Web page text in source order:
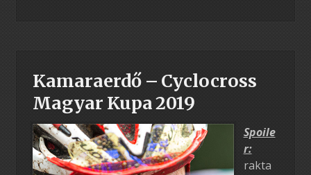
Kamaraerdő – Cyclocross
Magyar Kupa 2019
Spoile
r:
rakta